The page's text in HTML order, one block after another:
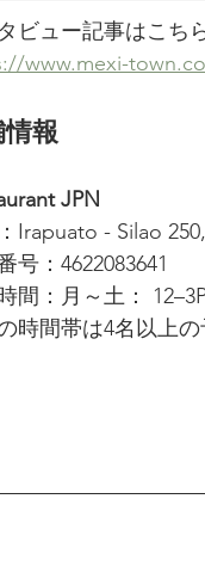
ビュー記事はこち
www.mexi-
情報
JPN
Irapuato - Silao
号：4622083641
間：月～土：
時間帯は4名以上の